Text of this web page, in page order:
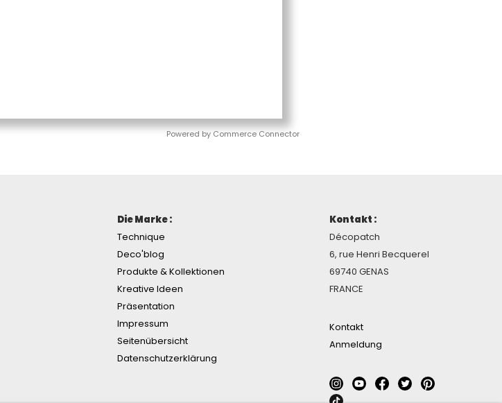
Powered by Commerce Connector
Die Marke :
Technique
Deco'blog
Produkte & Kollektionen
Kreative Ideen
Präsentation
Impressum
Seitenübersicht
Datenschutzerklärung
Kontakt :
Décopatch
6, rue Henri Becquerel
69740 GENAS
FRANCE
Kontakt
Anmeldung